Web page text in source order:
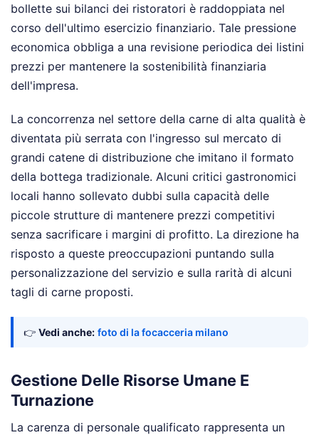
bollette sui bilanci dei ristoratori è raddoppiata nel
corso dell'ultimo esercizio finanziario. Tale pressione
economica obbliga a una revisione periodica dei listini
prezzi per mantenere la sostenibilità finanziaria
dell'impresa.
La concorrenza nel settore della carne di alta qualità è
diventata più serrata con l'ingresso sul mercato di
grandi catene di distribuzione che imitano il formato
della bottega tradizionale. Alcuni critici gastronomici
locali hanno sollevato dubbi sulla capacità delle
piccole strutture di mantenere prezzi competitivi
senza sacrificare i margini di profitto. La direzione ha
risposto a queste preoccupazioni puntando sulla
personalizzazione del servizio e sulla rarità di alcuni
tagli di carne proposti.
👉 Vedi anche: foto di la focacceria milano
Gestione Delle Risorse Umane E
Turnazione
La carenza di personale qualificato rappresenta un